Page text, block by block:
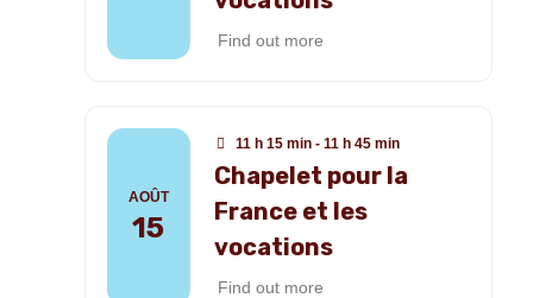
Find out more
AOÛT
15
11 h 15 min - 11 h 45 min
Chapelet pour la
France et les
vocations
Find out more